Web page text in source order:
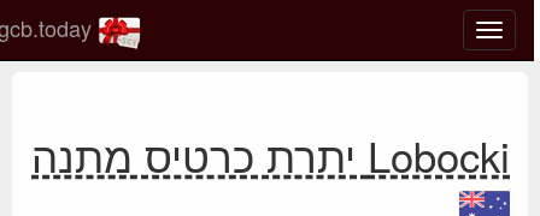
החלף
מצב
gcb.today
Lobocki יתרת כרטיס מתנה